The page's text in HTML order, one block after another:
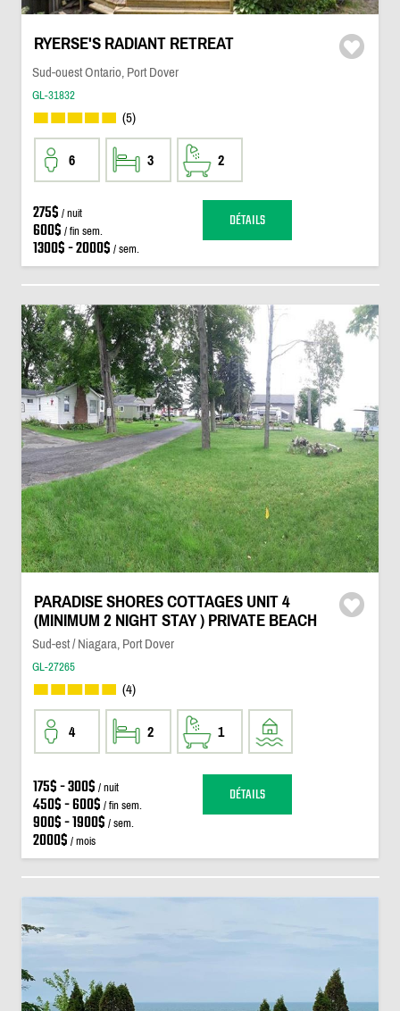
RYERSE'S RADIANT RETREAT
Sud-ouest Ontario, Port Dover
GL-31832
(5)
6 3 2
275$ / nuit
600$ / fin sem.
1300$ - 2000$ / sem.
DÉTAILS
PARADISE SHORES COTTAGES UNIT 4
(MINIMUM 2 NIGHT STAY ) PRIVATE BEACH
Sud-est / Niagara, Port Dover
GL-27265
(4)
4 2 1
175$ - 300$ / nuit
450$ - 600$ / fin sem.
900$ - 1900$ / sem.
2000$ / mois
DÉTAILS